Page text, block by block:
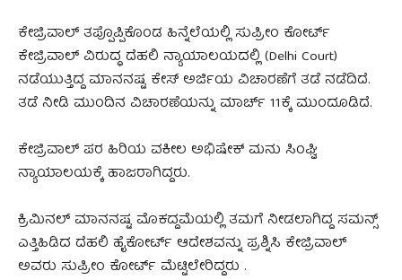
ಕೇಜ್ರಿವಾಲ್‌ ತಪ್ಪೊಪ್ಪಿಕೊಂಡ ಹಿನ್ನೆಲೆಯಲ್ಲಿ ಸುಪ್ರೀಂ ಕೋರ್ಟ್‌
ಕೇಜ್ರಿವಾಲ್‌ ವಿರುದ್ಧ ದೆಹಲಿ ನ್ಯಾಯಾಲಯದಲ್ಲಿ (Delhi Court)
ನಡೆಯುತ್ತಿದ್ದ ಮಾನನಷ್ಟ ಕೇಸ್‌ ಅರ್ಜಿಯ ವಿಚಾರಣೆಗೆ ತಡೆ ನಡೆದಿದೆ.
ತಡೆ ನೀಡಿ ಮುಂದಿನ ವಿಚಾರಣೆಯನ್ನು ಮಾರ್ಚ್ 11ಕ್ಕೆ ಮುಂದೂಡಿದೆ.
ಕೇಜ್ರಿವಾಲ್‌ ಪರ ಹಿರಿಯ ವಕೀಲ ಅಭಿಷೇಕ್‌ ಮನು ಸಿಂಘ್ವಿ
ನ್ಯಾಯಾಲಯಕ್ಕೆ ಹಾಜರಾಗಿದ್ದರು.
ಕ್ರಿಮಿನಲ್ ಮಾನನಷ್ಟ ಮೊಕದ್ದಮೆಯಲ್ಲಿ ತಮಗೆ ನೀಡಲಾಗಿದ್ದ ಸಮನ್ಸ್
ಎತ್ತಿಹಿಡಿದ ದೆಹಲಿ ಹೈಕೋರ್ಟ್ ಆದೇಶವನ್ನು ಪ್ರಶ್ನಿಸಿ ಕೇಜ್ರಿವಾಲ್
ಅವರು ಸುಪ್ರೀಂ ಕೋರ್ಟ್ ಮೆಟ್ಟಿಲೇರಿದ್ದರು .